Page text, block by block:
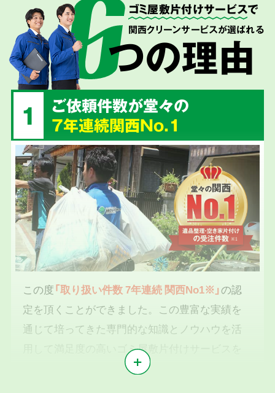
ゴミ屋敷片付けサービスで
関西クリーンサービスが選ばれる
つの理由
1
ご依頼件数が堂々の
7年連続関西No.1
この度「取り扱い件数 7年連続 関西No1※」の認
定を頂くことができました。この豊富な実績を
通じて培ってきた専門的な知識とノウハウを活
用して満足度の高いゴミ屋敷片付けサービスを